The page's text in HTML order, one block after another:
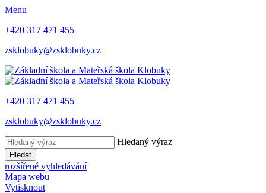
Menu
+420 317 471 455
zsklobuky@zsklobuky.cz
+420 317 471 455
zsklobuky@zsklobuky.cz
Hledaný výraz
Hledat
rozšířené vyhledávání
Mapa webu
Vytisknout